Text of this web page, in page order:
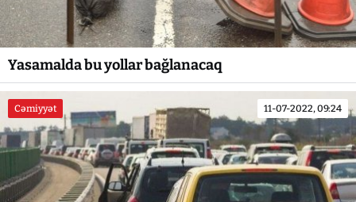
Yasamalda bu yollar bağlanacaq
Cəmiyyət 11-07-2022, 09:24